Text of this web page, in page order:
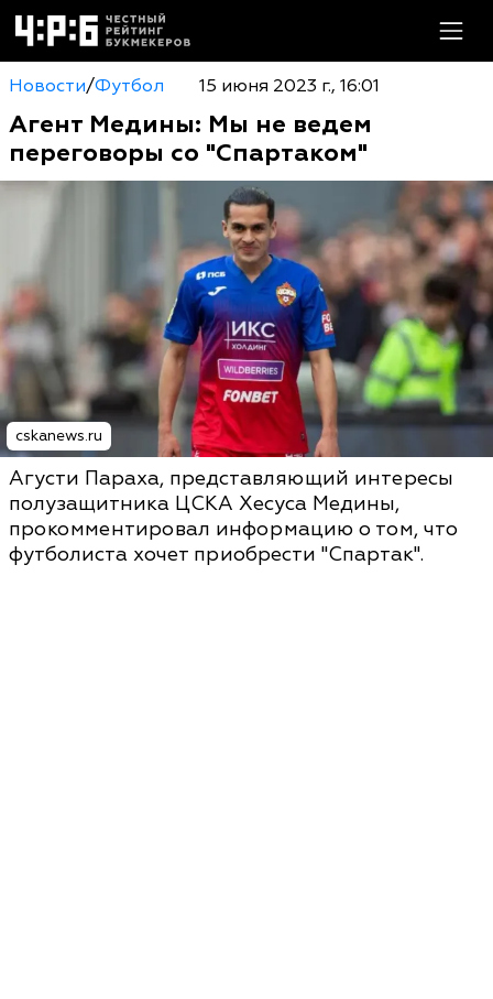
Новости/Футбол 15 июня 2023 г., 16:01
Агент Медины: Мы не ведем
переговоры со "Спартаком"
cskanews.ru
Агусти Параха, представляющий интересы
полузащитника ЦСКА Хесуса Медины,
прокомментировал информацию о том, что
футболиста хочет приобрести "Спартак".